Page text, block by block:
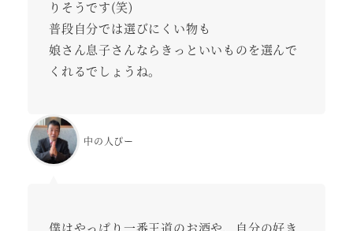
りそうです(笑)
普段自分では選びにくい物も
娘さん息子さんならきっといいものを選んで
くれるでしょうね。
中の人ぴー
僕はやっぱり一番王道のお酒や、自分の好き